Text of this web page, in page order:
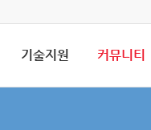
기술지원 커뮤니티